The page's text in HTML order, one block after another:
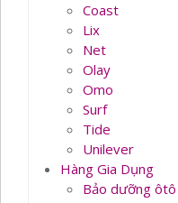
Coast
Lix
Net
Olay
Omo
Surf
Tide
Unilever
Hàng Gia Dụng
Bảo dưỡng ôtô